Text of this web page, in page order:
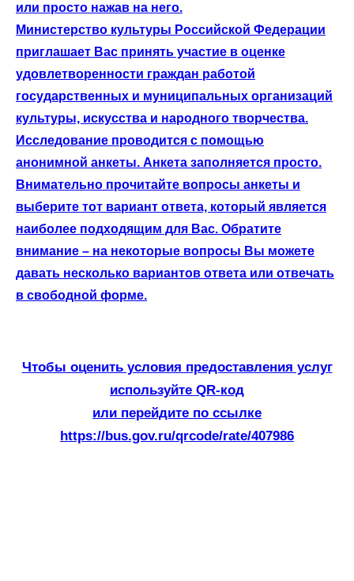
или просто нажав на него.
Министерство культуры Российской Федерации
приглашает Вас принять участие в оценке
удовлетворенности граждан работой
государственных и муниципальных организаций
культуры, искусства и народного творчества.
Исследование проводится с помощью
анонимной анкеты. Анкета заполняется просто.
Внимательно прочитайте вопросы анкеты и
выберите тот вариант ответа, который является
наиболее подходящим для Вас. Обратите
внимание – на некоторые вопросы Вы можете
давать несколько вариантов ответа или отвечать
в свободной форме.
Чтобы оценить условия предоставления услуг
используйте QR-код
или перейдите по ссылке
https://bus.gov.ru/qrcode/rate/407986